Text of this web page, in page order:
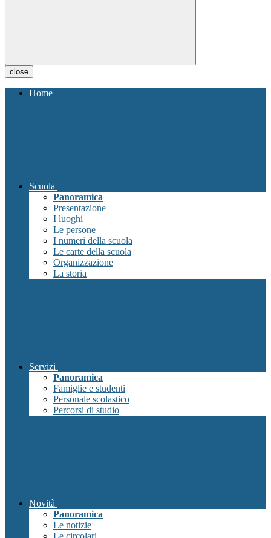
close
Home
Scuola
Panoramica
Presentazione
I luoghi
Le persone
I numeri della scuola
Le carte della scuola
Organizzazione
La storia
Servizi
Panoramica
Famiglie e studenti
Personale scolastico
Percorsi di studio
Novità
Panoramica
Le notizie